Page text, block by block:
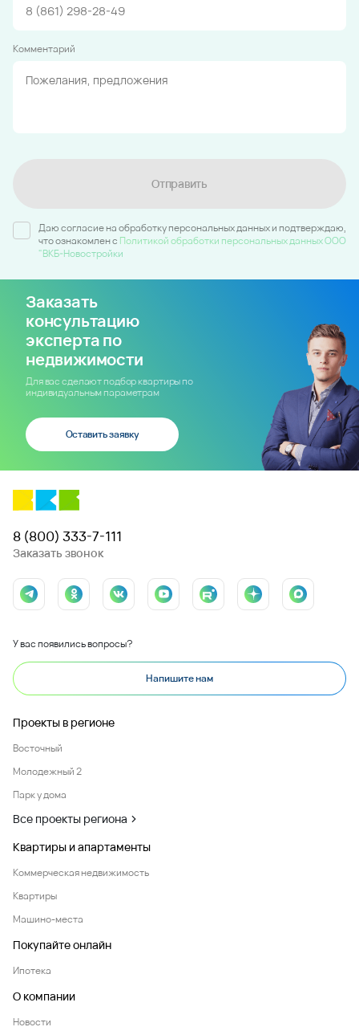
Комментарий
Отправить
Даю согласие на обработку персональных данных и подтверждаю,
что ознакомлен c Политикой обработки персональных данных ООО
"ВКБ-Новостройки
Заказать
консультацию
эксперта по
недвижимости
Для вас сделают подбор квартиры по
индивидуальным параметрам
Оставить заявку
8 (800) 333-7-111
Заказать звонок
У вас появились вопросы?
Напишите нам
Проекты в регионе
Восточный
Молодежный 2
Парк у дома
Все проекты региона
Квартиры и апартаменты
Коммерческая недвижимость
Квартиры
Машино-места
Покупайте онлайн
Ипотека
О компании
Новости